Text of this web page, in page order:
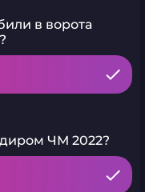
в ворота
ЧМ 2022?